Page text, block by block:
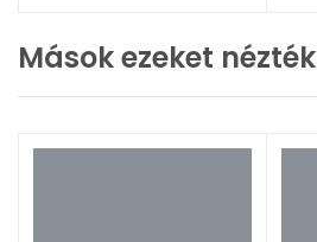
Mások ezeket nézték